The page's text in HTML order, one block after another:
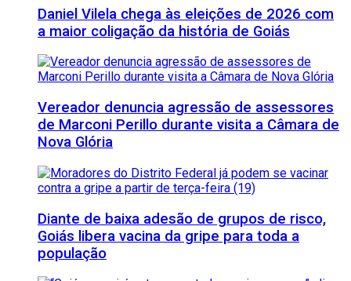
Daniel Vilela chega às eleições de 2026 com
a maior coligação da história de Goiás
Vereador denuncia agressão de assessores
de Marconi Perillo durante visita a Câmara de
Nova Glória
Diante de baixa adesão de grupos de risco,
Goiás libera vacina da gripe para toda a
população